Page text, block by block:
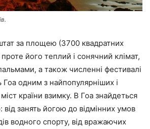
за площею (3700 квадратних
проте його теплий і сонячний клімат,
а також численні фестивалі
Гоа одним з найпопулярніших і
країни взимку. В Гоа знайдеться
занять йогою до відмінних умов
водного спорту, від вражаючих